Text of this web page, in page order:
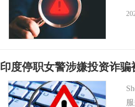
印度停职女警涉嫌投资诈